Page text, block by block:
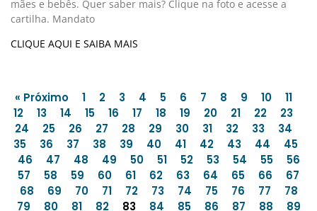
mães e bebês. Quer saber mais? Clique na foto e acesse a
cartilha. Mandato
CLIQUE AQUI E SAIBA MAIS
« Próximo 1 2 3 4 5 6 7 8 9 10
11
12
13 14 15 16 17 18 19 20 21 22
23
24
25 26 27 28 29 30 31 32 33
34
35
36 37 38 39 40 41 42 43 44
45
46
47 48 49 50 51 52 53 54 55
56
57
58 59 60 61 62 63 64 65 66
67
68
69 70 71 72 73 74 75 76 77
78
79
80 81 82 83 84 85 86 87 88
89